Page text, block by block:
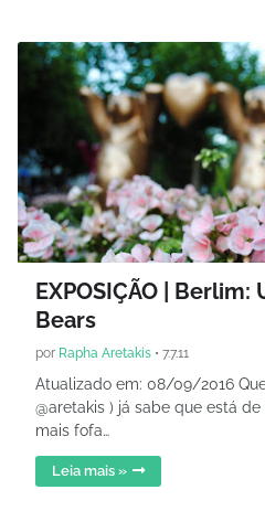
EXPOSIÇÃO |
Bears
por Rapha Aretakis • 7.7.11
Atualizado em: 08/09/2016
@aretakis ) já sabe que está
mais fofa…
Leia mais »